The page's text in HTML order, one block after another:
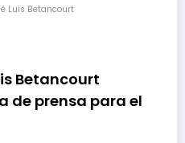
Luis Betancourt
Betancourt
de prensa para el